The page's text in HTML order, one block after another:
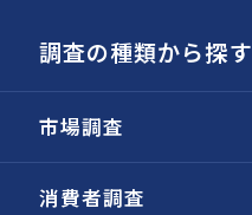
調査の種類から探す
市場調査
消費者調査